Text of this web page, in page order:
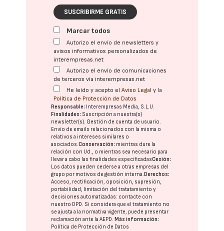
SUSCRIBIRME GRATIS
Marcar todos
Autorizo el envío de newsletters y
avisos informativos personalizados de
interempresas.net
Autorizo el envío de comunicaciones
de terceros vía interempresas.net
He leído y acepto elAviso Legal y la
Política de Protección de Datos
Responsable: Interempresas Media, S.L.U.
Finalidades: Suscripción a nuestra(s)
newsletter(s). Gestión de cuenta de usuario.
Envío de emails relacionados con la misma o
relativos a intereses similares o
asociados.Conservación: mientras dure la
relación con Ud., o mientras sea necesario para
llevar a cabo las finalidades especificadasCesión:
Los datos pueden cederse a otras empresas del
grupo por motivos de gestión interna. Derechos:
Acceso, rectificación, oposición, supresión,
portabilidad, limitación del tratatamiento y
decisiones automatizadas: contacte con
nuestro DPD. Si considera que el tratamiento no
se ajusta a la normativa vigente, puede presentar
reclamación ante laAEPD. Más información:
Política de Protección de Datos